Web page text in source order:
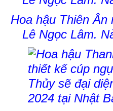
Hoa hậu Thiên
Lê Ngọc Lâm.